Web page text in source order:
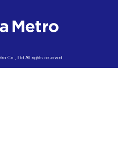
Co., Ltd All rights reserved.